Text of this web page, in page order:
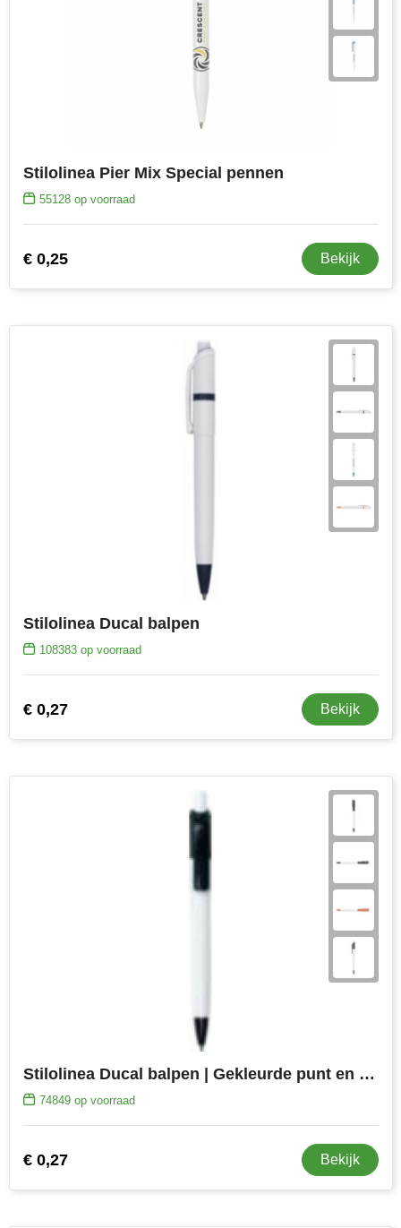
Stilolinea Pier Mix Special pennen
55128op voorraad
€ 0,25 Bekijk
Stilolinea Ducal balpen
108383op voorraad
€ 0,27 Bekijk
Stilolinea Ducal balpen | Gekleurde punt en clip
74849op voorraad
€ 0,27 Bekijk